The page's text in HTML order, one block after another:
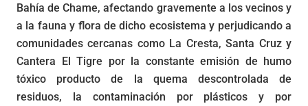
Bahía de Chame, afectando gravemente a los vecinos y
a la fauna y flora de dicho ecosistema y perjudicando a
comunidades cercanas como La Cresta, Santa Cruz y
Cantera El Tigre por la constante emisión de humo
tóxico producto de la quema descontrolada de
residuos, la contaminación por plásticos y por